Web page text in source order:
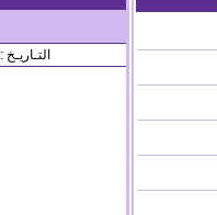
التـاريـخ :